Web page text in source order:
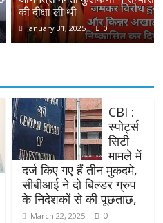
की दीक्षा ली थी
January 31, 2025 0
CBI :
स्पोर्ट्स
सिटी
मामले में
दर्ज किए गए हैं तीन मुकदमे,
सीबीआई ने दो बिल्डर ग्रुप
के निदेशकों से की पूछताछ,
March 22, 2025 0